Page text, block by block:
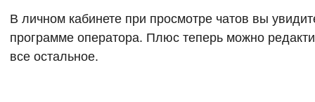
В личном кабинете при просмотре чатов вы
программе оператора. Плюс теперь можно
все остальное.